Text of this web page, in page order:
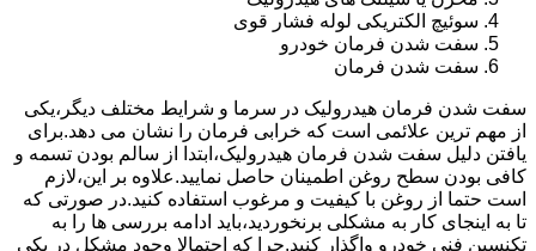
سوئیچ الکتریکی لوله فشار قوی
سفت شدن فرمان خودرو
سفت شدن فرمان
سفت شدن فرمان هیدرولیک در سرما و شرایط مختلف دیگر،یکی
از مهم ترین علائمی است که خرابی فرمان را نشان می دهد.برای
یافتن دلیل سفت شدن فرمان هیدرولیک،ابتدا از سالم بودن تسمه و
کافی بودن سطح روغن اطمینان حاصل نمایید.علاوه بر این،لازم
است حتما از روغن با کیفیت و مرغوب استفاده کنید.در صورتی که
تا به اینجای کار به مشکلی برنخوردید،باید ادامه بررسی ها را به
تکنسین فنی خودرو واگذار کنید.چرا که احتمالا وجود مشکل در یکی